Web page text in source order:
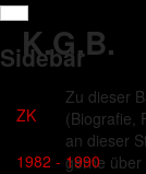
Sidebar
ZK
1982 - 1990
K.G.B.
Zu dieser
(Biografie,
an dieser
gerne über